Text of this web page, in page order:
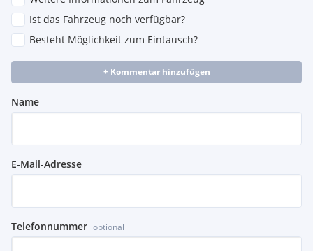
Ist das Fahrzeug noch verfügbar?
Besteht Möglichkeit zum Eintausch?
+ Kommentar hinzufügen
Name
E-Mail-Adresse
Telefonnummer optional